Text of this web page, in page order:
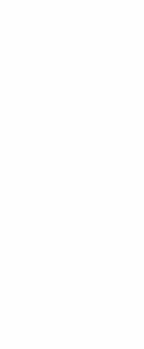
ウレタン5%
ある素材で